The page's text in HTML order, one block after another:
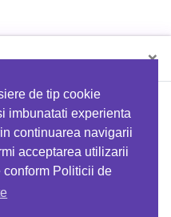
de tip cookie
imbunatati experienta
continuarea navigarii
acceptarea utilizarii
Politicii de
×
folosind codul